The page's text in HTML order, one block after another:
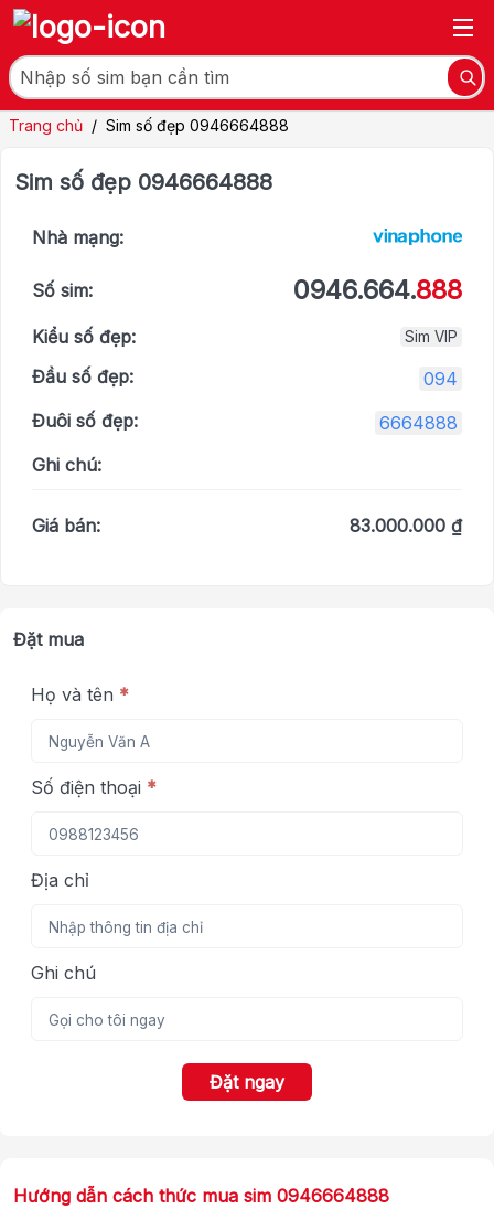
Trang chủ / Sim số đẹp 0946664888
Sim số đẹp 0946664888
Nhà mạng:
Số sim: 0946.664.888
Kiểu số đẹp: Sim VIP
Đầu số đẹp:
094
Đuôi số đẹp:
6664888
Ghi chú:
Giá bán: 83.000.000 ₫
Đặt mua
Họ và tên *
Số điện thoại *
Địa chỉ
Ghi chú
Đặt ngay
Hướng dẫn cách thức mua sim 0946664888